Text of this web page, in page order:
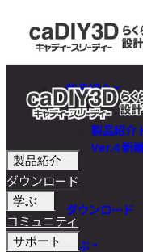
製品紹介
製品紹介
Ver.4 新
ダウンロード
学ぶ
製品紹介
ダウンロード
学ぶ
コミュニティ
サポート